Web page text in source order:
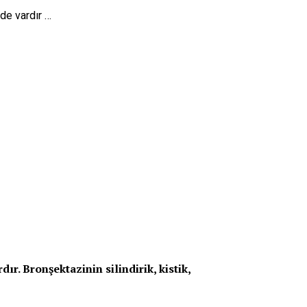
vardır …
Bronşektazinin silindirik, kistik,